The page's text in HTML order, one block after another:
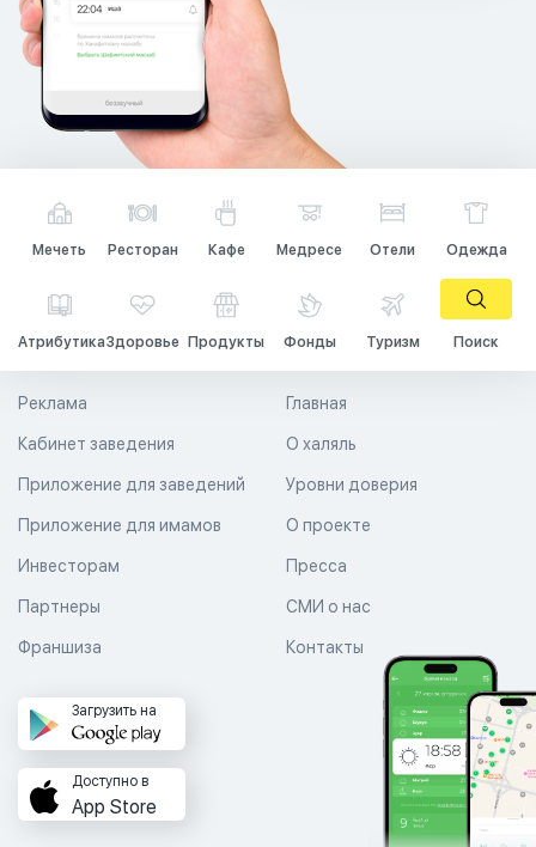
Мечеть Ресторан Кафе Медресе Отели Одежда
АтрибутикаЗдоровье Продукты Фонды Туризм Поиск
Главная
О халяль
Уровни доверия
Реклама
Кабинет заведения
Приложение для заведений
Приложение для имамов О проекте
Пресса
СМИ о нас
Контакты
Инвесторам
Партнеры
Франшиза
Загрузить на
Доступно в
App Store